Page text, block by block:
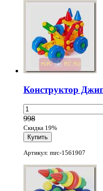
Конструктор
998
Скидка 19%
Артикул: mrc-1561907